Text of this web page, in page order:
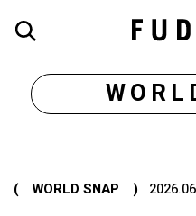
( WORLD SNAP )